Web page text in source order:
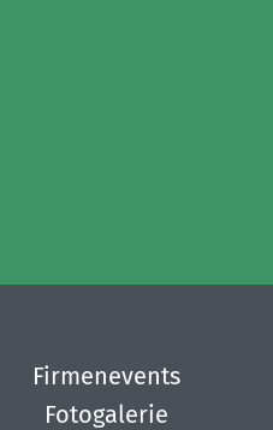
Firmenevents
Fotogalerie